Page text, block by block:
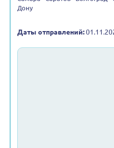
Дону
Даты отправлений: